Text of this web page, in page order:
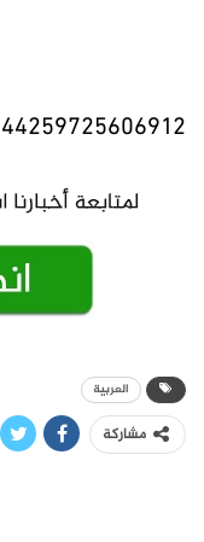
العربية
مشاركة